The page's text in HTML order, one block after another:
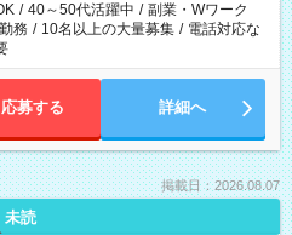
/ 40～50代活躍中 / 副業・Wワーク
務 / 10名以上の大量募集 / 電話対応な
応募する 詳細へ
掲載日：2026.08.07
未読